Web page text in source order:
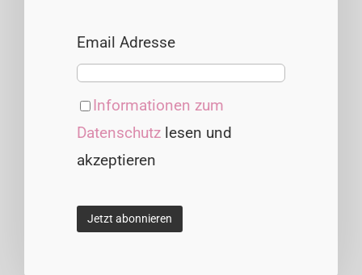
Email Adresse
Informationen zum
Datenschutz lesen und
akzeptieren